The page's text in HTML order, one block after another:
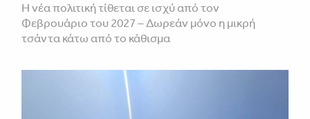
Η νέα πολιτική τίθεται σε ισχύ από τον
Φεβρουάριο του 2027 – Δωρεάν μόνο η μικρή
τσάντα κάτω από το κάθισμα